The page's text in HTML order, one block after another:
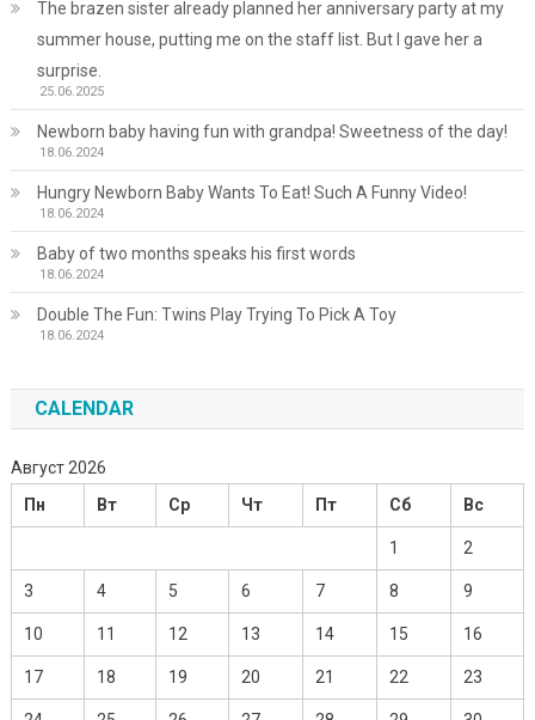
The brazen sister already planned her anniversary party at my
summer house, putting me on the staff list. But I gave her a
surprise.
25.06.2025
Newborn baby having fun with grandpa! Sweetness of the day!
18.06.2024
Hungry Newborn Baby Wants To Eat! Such A Funny Video!
18.06.2024
Baby of two months speaks his first words
18.06.2024
Double The Fun: Twins Play Trying To Pick A Toy
18.06.2024
CALENDAR
Август 2026
Пн
Вт Ср Чт Пт Сб Вс
1 2
3 4 5 6 7 8 9
10 11 12 13 14 15 16
17 18 19 20 21 22 23